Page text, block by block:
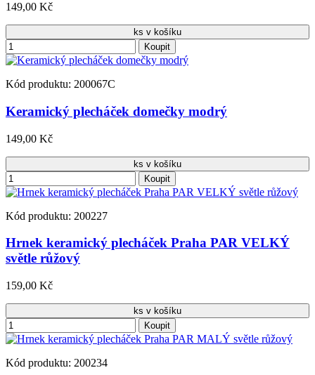
149,00 Kč
ks v košíku
Koupit
Kód produktu: 200067C
Keramický plecháček domečky modrý
149,00 Kč
ks v košíku
Koupit
Kód produktu: 200227
Hrnek keramický plecháček Praha PAR VELKÝ
světle růžový
159,00 Kč
ks v košíku
Koupit
Kód produktu: 200234